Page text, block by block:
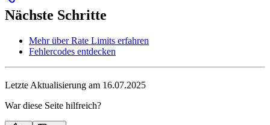
Nächste Schritte
Mehr über Rate Limits erfahren
Fehlercodes entdecken
Letzte Aktualisierung am 16.07.2025
War diese Seite hilfreich?